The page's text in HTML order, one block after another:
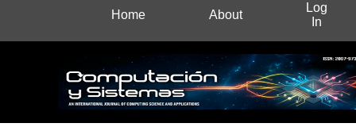
Home About
Log
In